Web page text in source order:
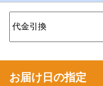
お届け日の指定